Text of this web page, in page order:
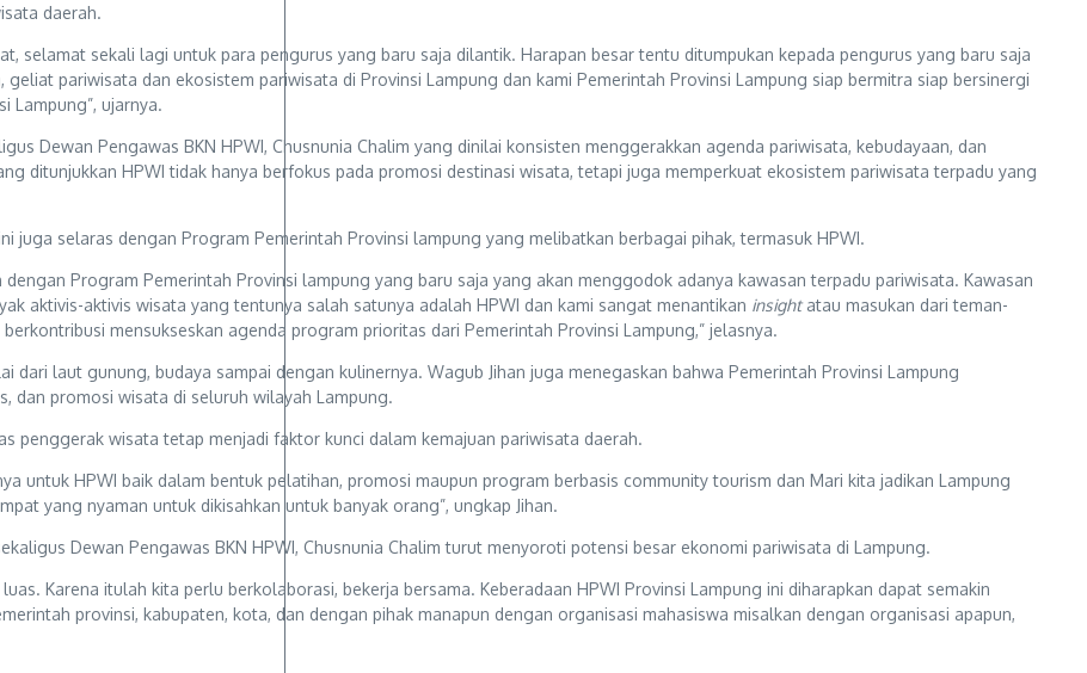
daerah.
selamat sekali lagi untuk para pengurus yang baru saja dilantik. Harapan besar tentu ditumpukan kepada pengurus yang baru saja
pariwisata dan ekosistem pariwisata di Provinsi Lampung dan kami Pemerintah Provinsi Lampung siap bermitra siap bersinergi
Lampung”, ujarnya.
Dewan Pengawas BKN HPWI, Chusnunia Chalim yang dinilai konsisten menggerakkan agenda pariwisata, kebudayaan, dan
ditunjukkan HPWI tidak hanya berfokus pada promosi destinasi wisata, tetapi juga memperkuat ekosistem pariwisata terpadu yang
juga selaras dengan Program Pemerintah Provinsi lampung yang melibatkan berbagai pihak, termasuk HPWI.
Program Pemerintah Provinsi lampung yang baru saja yang akan menggodok adanya kawasan terpadu pariwisata. Kawasan
aktivis-aktivis wisata yang tentunya salah satunya adalah HPWI dan kami sangat menantikan insightatau masukan dari teman-
mensukseskan agenda program prioritas dari Pemerintah Provinsi Lampung,” jelasnya.
dari laut gunung, budaya sampai dengan kulinernya. Wagub Jihan juga menegaskan bahwa Pemerintah Provinsi Lampung
dan promosi wisata di seluruh wilayah Lampung.
penggerak wisata tetap menjadi faktor kunci dalam kemajuan pariwisata daerah.
untuk HPWI baik dalam bentuk pelatihan, promosi maupun program berbasis community tourism dan Mari kita jadikan Lampung
yang nyaman untuk dikisahkan untuk banyak orang”, ungkap Jihan.
Dewan Pengawas BKN HPWI, Chusnunia Chalim turut menyoroti potensi besar ekonomi pariwisata di Lampung.
Karena itulah kita perlu berkolaborasi, bekerja bersama. Keberadaan HPWI Provinsi Lampung ini diharapkan dapat semakin
provinsi, kabupaten, kota, dan dengan pihak manapun dengan organisasi mahasiswa misalkan dengan organisasi apapun,